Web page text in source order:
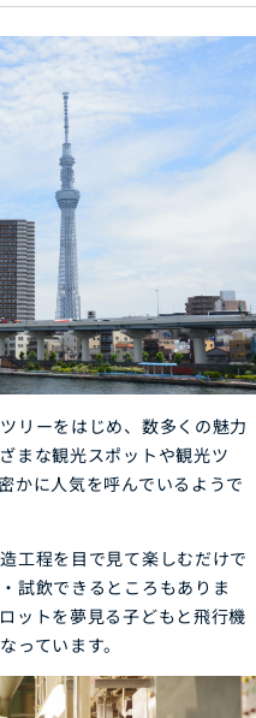
リーをはじめ、数多くの魅力
まな観光スポットや観光ツ
かに人気を呼んでいるようで
工程を目で見て楽しむだけで
試飲できるところもありま
ットを夢見る子どもと飛行機
っています。